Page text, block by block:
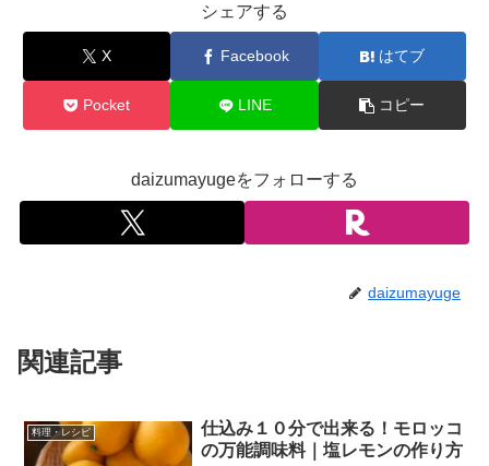
シェアする
X Facebook はてブ
Pocket LINE コピー
daizumayugeをフォローする
daizumayuge
関連記事
料理・レシピ
仕込み１０分で出来る！モロッコ
の万能調味料｜塩レモンの作り方